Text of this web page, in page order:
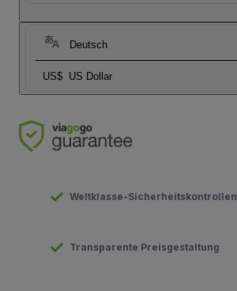
Deutsch
US$ US Dollar
Weltklasse-Sicherheitskontrollen
Transparente Preisgestaltung